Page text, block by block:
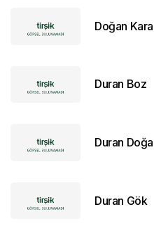
Doğan
Duran Boz
Duran
Duran Gök